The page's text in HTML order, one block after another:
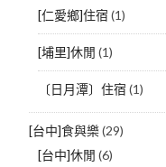
[仁愛鄉]住宿 (1)
[埔里]休閒 (1)
〔日月潭〕住宿 (1)
[台中]食與樂(29)
[台中]休閒 (6)